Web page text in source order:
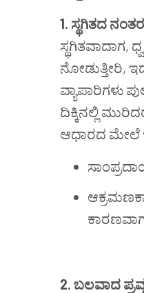
1. ಸ್ಥಗಿತದ ನಂತರ
ಸ್ಥಗಿತವಾದಾಗ,
ನೋಡುತ್ತೀರಿ,
ವ್ಯಾಪಾರಿಗಳು
ದಿಕ್ಕಿನಲ್ಲಿ
ಆಧಾರದ ಮೇಲೆ
2. ಬಲವಾದ